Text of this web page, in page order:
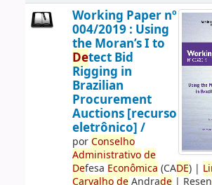
Working Paper nº
004/2019 : Using
the Moran’s I to
Detect Bid
Rigging in
Brazilian
Procurement
Auctions [recurso
eletrônico] /
porConselho
Administrativo de
Defesa Econômica (CADE)|
Carvalho deAndrade| Resen